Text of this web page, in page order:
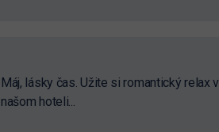
Máj, lásky čas. Užite si romantický relax v
našom hoteli...